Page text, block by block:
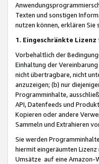
Texten und sonstigen
nutzen können, erklären Sie
1. Eingeschränkte
Vorbehaltlich der
Einhaltung der
nicht übertragbare, nicht
anzuzeigen; (b) nur
Programminhalte,
API, Datenfeeds und
Kopieren oder andere
Sammeln und Extrahieren
Sie werden
hiermit eingeräumten
Umsätze auf eine Amazon-